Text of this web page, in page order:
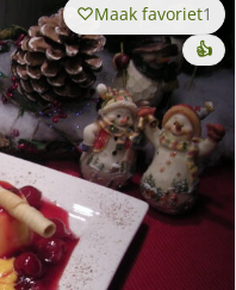
Maak favoriet1
👍